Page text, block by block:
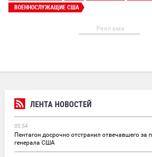
ЛЕНТА НОВОСТЕЙ
05:54
Пентагон досрочно отстранил отвечавшего
генерала США
ВОЕННОСЛУЖАЩИЕ США
Реклама